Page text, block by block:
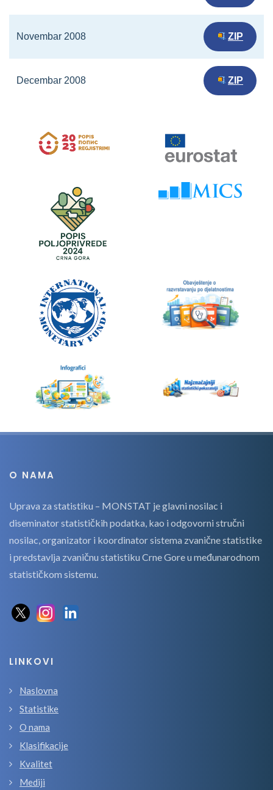
Novembar 2008 ZIP
Decembar 2008 ZIP
O NAMA
Uprava za statistiku – MONSTAT je glavni nosilac i
diseminator statističkih podatka, kao i odgovorni stručni
nosilac, organizator i koordinator sistema zvanične statistike
i predstavlja zvaničnu statistiku Crne Gore u međunarodnom
statističkom sistemu.
LINKOVI
Naslovna
Statistike
O nama
Klasifikacije
Kvalitet
Mediji